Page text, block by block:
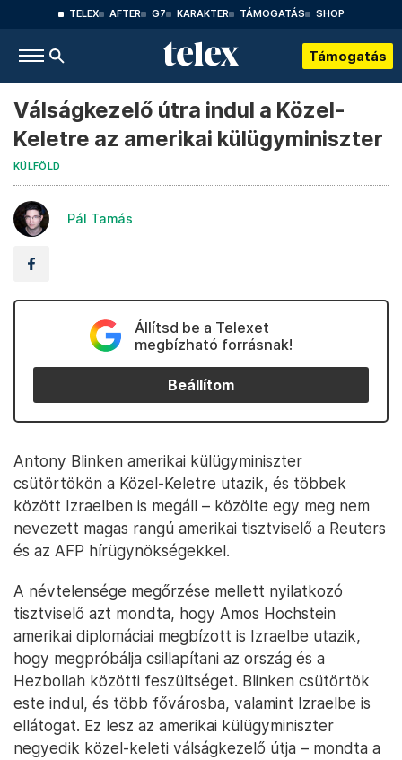
TELEX AFTER G7 KARAKTER TÁMOGATÁS SHOP
Támogatás
Válságkezelő útra indul a Közel-
Keletre az amerikai külügyminiszter
KÜLFÖLD
Pál Tamás
Állítsd be a Telexet
megbízható forrásnak!
Beállítom
Antony Blinken amerikai külügyminiszter
csütörtökön a Közel-Keletre utazik, és többek
között Izraelben is megáll – közölte egy meg nem
nevezett magas rangú amerikai tisztviselő a Reuters
és az AFP hírügynökségekkel.
A névtelensége megőrzése mellett nyilatkozó
tisztviselő azt mondta, hogy Amos Hochstein
amerikai diplomáciai megbízott is Izraelbe utazik,
hogy megpróbálja csillapítani az ország és a
Hezbollah közötti feszültséget. Blinken csütörtök
este indul, és több fővárosba, valamint Izraelbe is
ellátogat. Ez lesz az amerikai külügyminiszter
negyedik közel-keleti válságkezelő útja – mondta a